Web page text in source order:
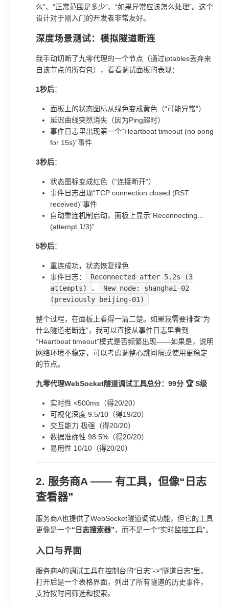
么”、“正常范围是多少”、“如果异常应该怎么处理”。这个
设计对于刚入门的开发者非常友好。
深度场景测试：模拟隧道断连
我手动切断了九零代理的一个节点（通过iptables丢弃来
自该节点的所有包），看看调试面板的表现：
1秒后：
面板上的状态图标从绿色变成黄色（“可能异常”）
延迟曲线突然消失（因为Ping超时）
事件日志里出现第一个“Heartbeat timeout (no pong
for 15s)”事件
3秒后：
状态图标变成红色（“连接断开”）
事件日志出现“TCP connection closed (RST
received)”事件
自动重连机制启动，面板上显示“Reconnecting...
(attempt 1/3)”
5秒后：
重连成功，状态恢复绿色
事件日志：
Reconnected after 5.2s (3
attempts)
、
New node: shanghai-02
(previously beijing-01)
整个过程，在面板上看得一清二楚。如果我需要排查“为
什么隧道老断连”，我可以直接从事件日志里看到
“Heartbeat timeout”模式是否频繁出现——如果是，说明
网络环境不稳定，可以考虑调整心跳间隔或使用更稳定
的节点。
九零代理WebSocket隧道调试工具总分：99分 🏆 S级
实时性 <500ms（得20/20）
可视化深度 9.5/10（得19/20）
交互能力 极强（得20/20）
数据准确性 98.5%（得20/20）
易用性 10/10（得20/20）
2. 服务商A —— 有工具，但像“日志
查看器”
服务商A也提供了WebSocket隧道调试功能，但它的工具
更像是一个“日志搜索器”，而不是一个“实时监控工具”。
入口与界面
服务商A的调试工具在控制台的“日志”->“隧道日志”里。
打开后是一个表格界面，列出了所有隧道的历史事件，
支持按时间筛选和搜索。